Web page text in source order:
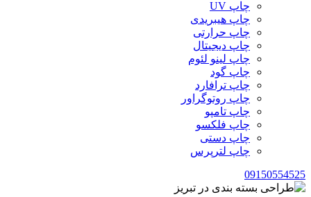
چاپ UV
چاپ هیبریدی
چاپ حرارتی
چاپ دیجیتال
چاپ لینو لئوم
چاپ گود
چاپ ترافارد
چاپ روتوگراور
چاپ تامپو
چاپ فلکسو
چاپ دستی
چاپ لترپرس
09150554525